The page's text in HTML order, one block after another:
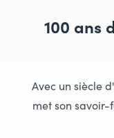
100 ans
Avec un siècle
met son